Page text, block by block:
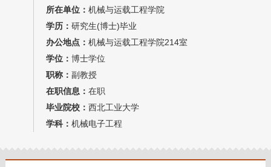
我的相册
教师博客
所在单位： 机械与运载工程学院
学历： 研究生(博士)毕业
办公地点： 机械与运载工程学院214室
学位： 博士学位
职称： 副教授
在职信息： 在职
毕业院校： 西北工业大学
学科： 机械电子工程